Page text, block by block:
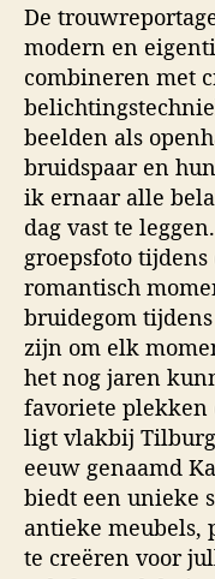
De
modern en
combineren met
beelden als
bruidspaar en
ik ernaar alle
dag vast te
groepsfoto
romantisch
bruidegom
zijn om elk
het nog jaren
favoriete
ligt vlakbij Tilburg
eeuw genaamd
biedt een unieke
antieke meubels,
te creëren voor